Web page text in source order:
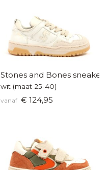
Stones and Bones sneakers
wit (maat 25-40)
vanaf € 124,95